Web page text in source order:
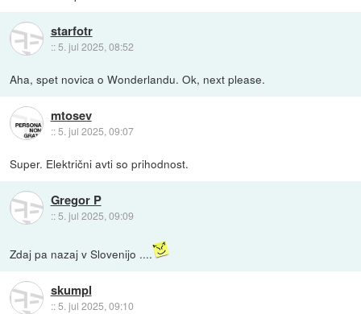
starfotr
:: 5. jul 2025, 08:52
Aha, spet novica o Wonderlandu. Ok, next please.
mtosev
::5. jul 2025, 09:07
Super. Električni avti so prihodnost.
Gregor P
:: 5. jul 2025, 09:09
Zdaj pa nazaj v Slovenijo ....
skumpl
::5. jul 2025, 09:10